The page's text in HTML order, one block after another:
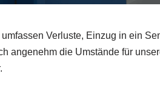
Verluste, Einzug in ein
angenehm die Umstände für